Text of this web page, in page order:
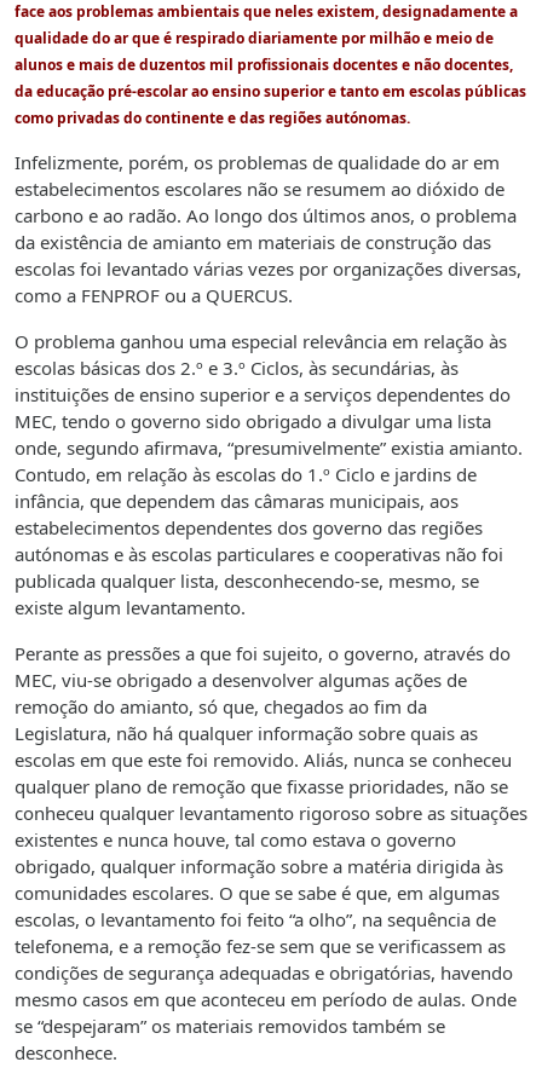
face aos problemas ambientais que neles existem, designadamente a
qualidade do ar que é respirado diariamente por milhão e meio de
alunos e mais de duzentos mil profissionais docentes e não docentes,
da educação pré-escolar ao ensino superior e tanto em escolas públicas
como privadas do continente e das regiões autónomas.
Infelizmente, porém, os problemas de qualidade do ar em
estabelecimentos escolares não se resumem ao dióxido de
carbono e ao radão. Ao longo dos últimos anos, o problema
da existência de amianto em materiais de construção das
escolas foi levantado várias vezes por organizações diversas,
como a FENPROF ou a QUERCUS.
O problema ganhou uma especial relevância em relação às
escolas básicas dos 2.º e 3.º Ciclos, às secundárias, às
instituições de ensino superior e a serviços dependentes do
MEC, tendo o governo sido obrigado a divulgar uma lista
onde, segundo afirmava, “presumivelmente” existia amianto.
Contudo, em relação às escolas do 1.º Ciclo e jardins de
infância, que dependem das câmaras municipais, aos
estabelecimentos dependentes dos governo das regiões
autónomas e às escolas particulares e cooperativas não foi
publicada qualquer lista, desconhecendo-se, mesmo, se
existe algum levantamento.
Perante as pressões a que foi sujeito, o governo, através do
MEC, viu-se obrigado a desenvolver algumas ações de
remoção do amianto, só que, chegados ao fim da
Legislatura, não há qualquer informação sobre quais as
escolas em que este foi removido. Aliás, nunca se conheceu
qualquer plano de remoção que fixasse prioridades, não se
conheceu qualquer levantamento rigoroso sobre as situações
existentes e nunca houve, tal como estava o governo
obrigado, qualquer informação sobre a matéria dirigida às
comunidades escolares. O que se sabe é que, em algumas
escolas, o levantamento foi feito “a olho”, na sequência de
telefonema, e a remoção fez-se sem que se verificassem as
condições de segurança adequadas e obrigatórias, havendo
mesmo casos em que aconteceu em período de aulas. Onde
se “despejaram” os materiais removidos também se
desconhece.